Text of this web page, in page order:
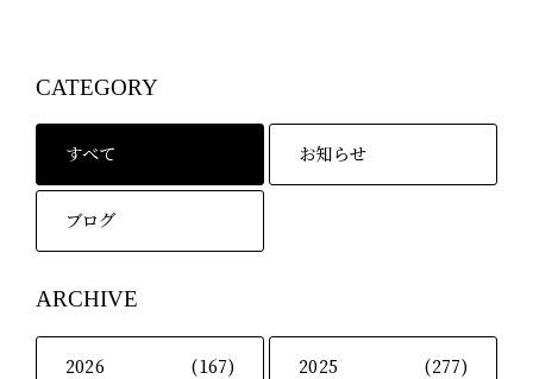
CATEGORY
すべて お知らせ
ブログ
ARCHIVE
2026 (167) 2025 (277)